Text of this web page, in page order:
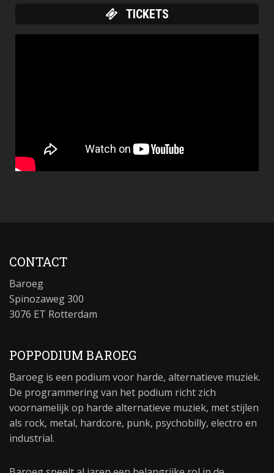
TICKETS
CONTACT
Baroeg
Spinozaweg 300
3076 ET Rotterdam
POPPODIUM BAROEG
Baroeg is een podium voor harde, alternatieve muziek.
De programmering van het podium richt zich
voornamelijk op harde alternatieve muziek, met stijlen
als rock, metal, hardcore, punk, psychobilly, electro en
industrial.